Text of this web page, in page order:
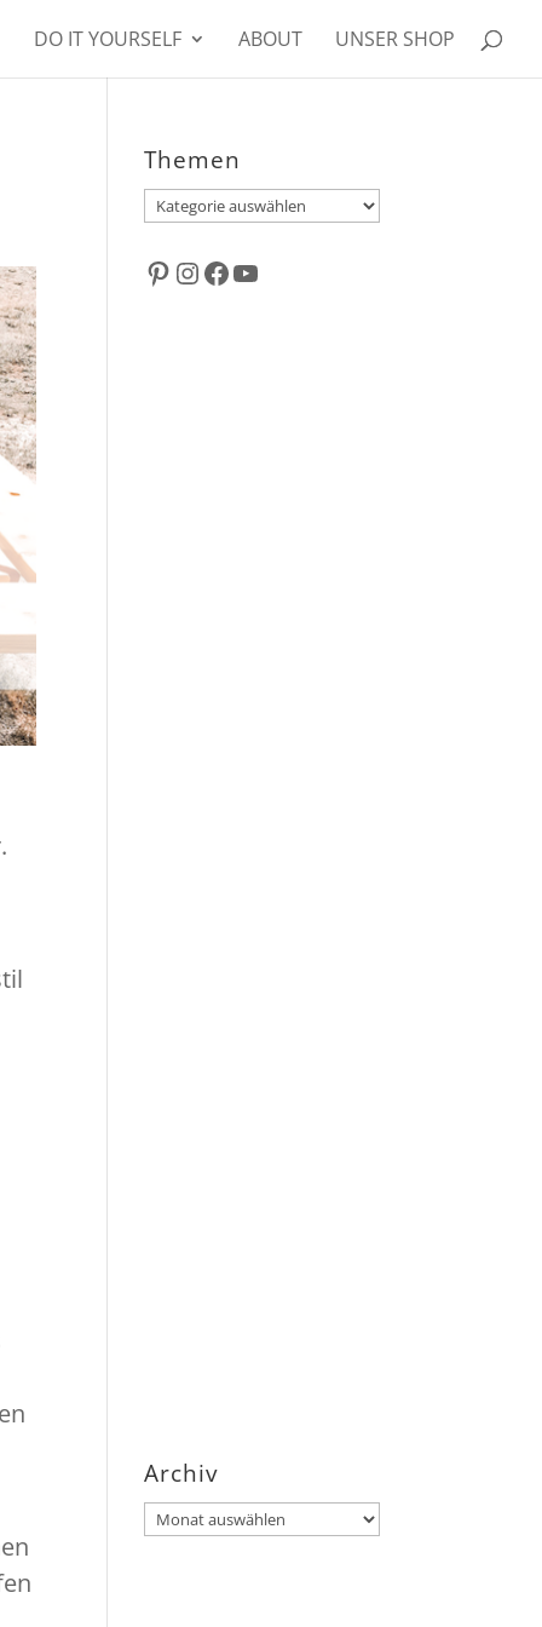
DO IT YOURSELF ABOUT UNSER SHOP
Themen
Themen
Pinterest
Instagram
Facebook
YouTube
Archiv
Archiv